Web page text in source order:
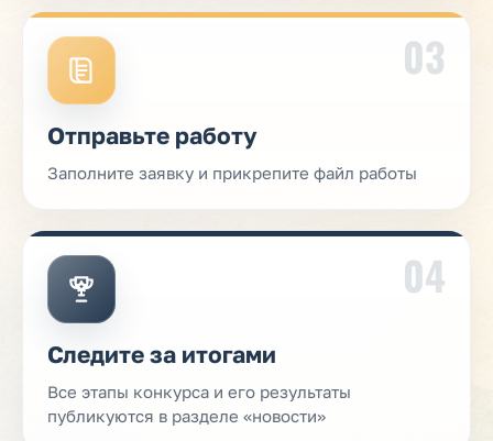
03
Отправьте работу
Заполните заявку и прикрепите файл работы
04
Следите за итогами
Все этапы конкурса и его результаты
публикуются в разделе «новости»